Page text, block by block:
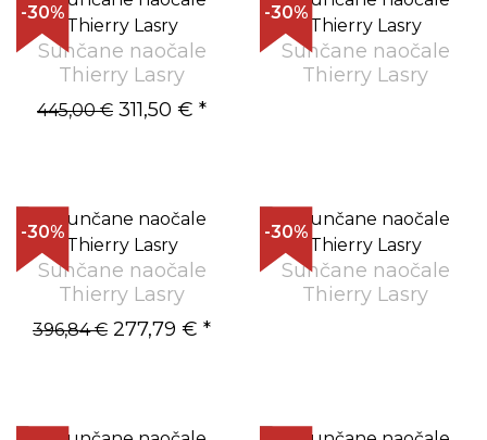
-30%
Sunčane naočale
Thierry Lasry
445,00 € 311,50 € *
-30%
Sunčane naočale
Thierry Lasry
-30%
Sunčane naočale
Thierry Lasry
396,84 € 277,79 € *
-30%
Sunčane naočale
Thierry Lasry